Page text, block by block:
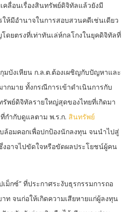
คลื่อนเรื่องสินทรัพย์ดิจิทัลแล้วยังมี
ห้มีอำนาจในการสอบสวนคดีเช่นเดียว
ดยตรงที่เท่าทันเล่ห์กลโกงในยุคดิจิทัลที่
มบังเหียน ก.ล.ต.ต้องเผชิญกับปัญหาและ
กมาย ทั้งกรณีการเข้าดำเนินการกับ
พย์ดิจิทัลรายใหญ่สุดของไทยที่เกิดมา
กำกับดูแลตาม พ.ร.ก. สินทรัพย์
ล้อมคอกเพื่อปกป้องนักลงทุน จนนำไปสู่
อาจไปขัดใจหรือขัดผลประโยชน์ผู้คน
กซ์” ที่ประกาศระงับธุรกรรมการถอ
ท จนก่อให้เกิดความเสียหายแก่ผู้ลงทุน